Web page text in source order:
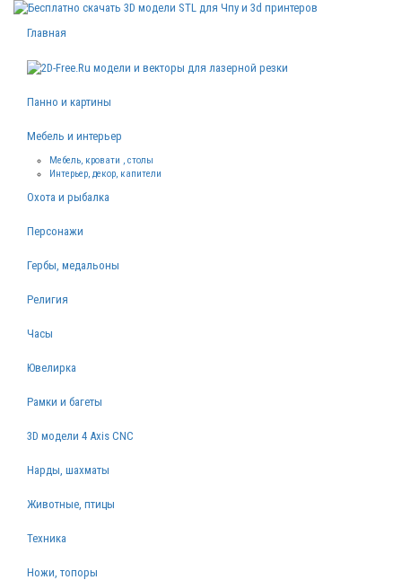
Главная
Панно и картины
Мебель и интерьер
Мебель, кровати , столы
Интерьер, декор, капители
Охота и рыбалка
Персонажи
Гербы, медальоны
Религия
Часы
Ювелирка
Рамки и багеты
3D модели 4 Axis CNC
Нарды, шахматы
Животные, птицы
Техника
Ножи, топоры